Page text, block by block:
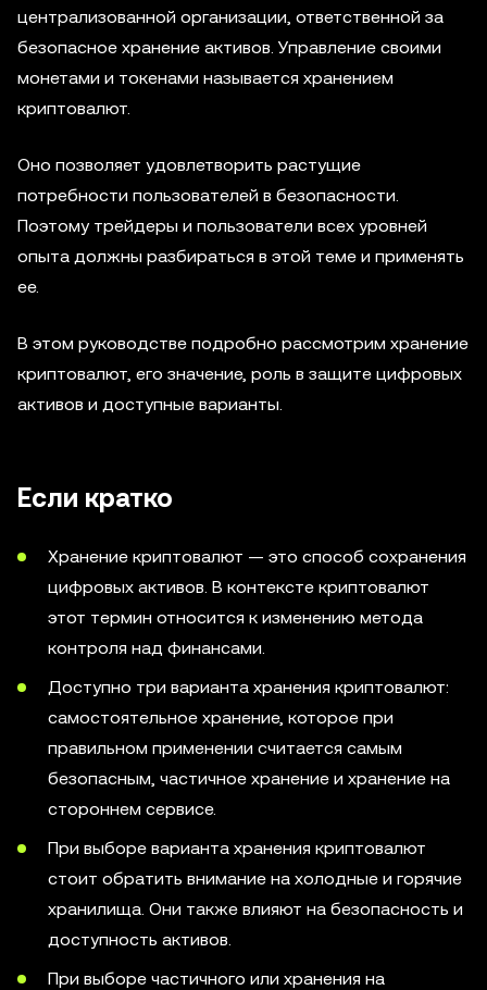
централизованной организации, ответственной за
безопасное хранение активов. Управление своими
монетами и токенами называется хранением
криптовалют.
Оно позволяет удовлетворить растущие
потребности пользователей в безопасности.
Поэтому трейдеры и пользователи всех уровней
опыта должны разбираться в этой теме и применять
ее.
В этом руководстве подробно рассмотрим хранение
криптовалют, его значение, роль в защите цифровых
активов и доступные варианты.
Если кратко
Хранение криптовалют — это способ сохранения
цифровых активов. В контексте криптовалют
этот термин относится к изменению метода
контроля над финансами.
Доступно три варианта хранения криптовалют:
самостоятельное хранение, которое при
правильном применении считается самым
безопасным, частичное хранение и хранение на
стороннем сервисе.
При выборе варианта хранения криптовалют
стоит обратить внимание на холодные и горячие
хранилища. Они также влияют на безопасность и
доступность активов.
При выборе частичного или хранения на